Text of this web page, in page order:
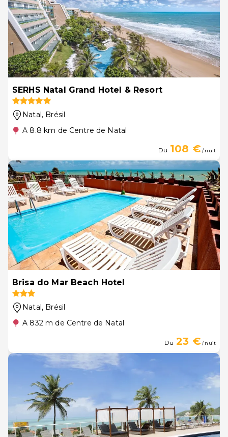
SERHS Natal Grand Hotel & Resort
Natal, Brésil
A 8.8 km de Centre de Natal
Du 108 €/ nuit
Brisa do Mar Beach Hotel
Natal, Brésil
A 832 m de Centre de Natal
Du 23 €/ nuit